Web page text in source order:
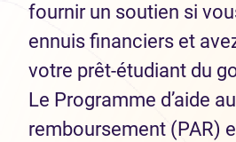
fournir un soutien si
ennuis financiers et
votre prêt-étudiant du
Le Programme d’aide au
remboursement (PAR)